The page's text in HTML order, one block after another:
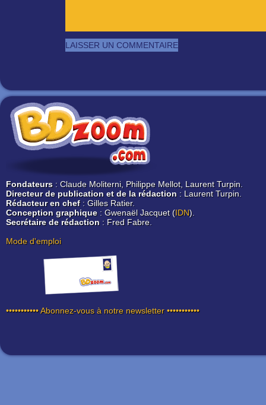
Fondateurs : Claude Moliterni, Philippe Mellot, Laurent Turpin.
Directeur de publication et de la rédaction : Laurent Turpin.
Rédacteur en chef: Gilles Ratier.
Conception graphique: Gwenaël Jacquet (IDN).
Secrétaire de rédaction : Fred Fabre.
Mode d'emploi
••••••••••• Abonnez-vous à notre newsletter •••••••••••